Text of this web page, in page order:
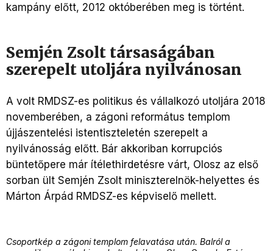
kampány előtt, 2012 októberében meg is történt.
Semjén Zsolt társaságában
szerepelt utoljára nyilvánosan
A volt RMDSZ-es politikus és vállalkozó utoljára 2018
novemberében, a zágoni református templom
újjászentelési istentiszteletén szerepelt a
nyilvánosság előtt. Bár akkoriban korrupciós
büntetőpere már ítélethirdetésre várt, Olosz az első
sorban ült Semjén Zsolt miniszterelnök-helyettes és
Márton Árpád RMDSZ-es képviselő mellett.
Csoportkép a zágoni templom felavatása után. Balról a